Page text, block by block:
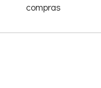
compras